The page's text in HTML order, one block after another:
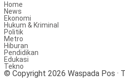
Home
News
Ekonomi
Hukum & Kriminal
Politik
Metro
Hiburan
Pendidikan
Edukasi
Tekno
© Copyright 2026 Waspada Pos ·